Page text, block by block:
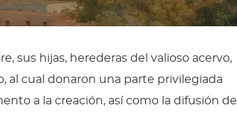
sus hijas, herederas del valioso acervo,
al cual donaron una parte privilegiada
a la creación, así como la difusión de